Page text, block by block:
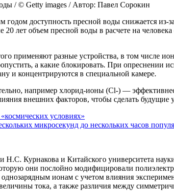
/ © Getty images / Автор: Павел Сорокин
доступность пресной воды снижается из-
лет объем пресной воды в расчете на
применяют разные устройства, в том числе
а какие блокировать. При опреснении
и концентрируются в специальной камере.
например хлорид-ионы (Cl-) —
внешних факторов, чтобы сделать будущие
условиях»
микросекунд до нескольких часов
Курнакова и Китайского университета
они послойно модифицировали
ионам с учетом влияния
тока, а также различия между